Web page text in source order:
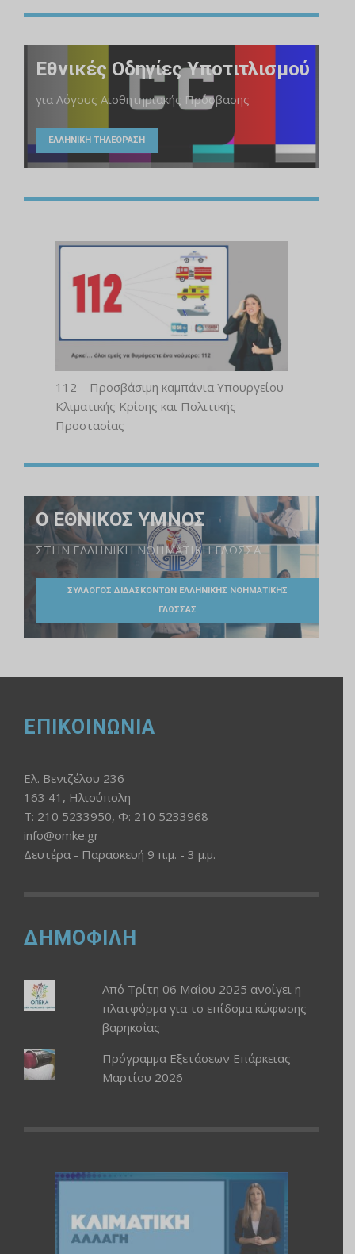
Εθνικές Οδηγίες Υποτιτλισμού
για Λόγους Αισθητηριακής Πρόσβασης
ΕΛΛΗΝΙΚΗ ΤΗΛΕΟΡΑΣΗ
112 – Προσβάσιμη καμπάνια Υπουργείου
Κλιματικής Κρίσης και Πολιτικής
Προστασίας
Ο ΕΘΝΙΚΟΣ ΥΜΝΟΣ
ΣΤΗΝ ΕΛΛΗΝΙΚΗ ΝΟΗΜΑΤΙΚΗ ΓΛΩΣΣΑ
ΣΥΛΛΟΓΟΣ ΔΙΔΑΣΚΟΝΤΩΝ ΕΛΛΗΝΙΚΗΣ ΝΟΗΜΑΤΙΚΗΣ
ΓΛΩΣΣΑΣ
ΕΠΙΚΟΙΝΩΝΙΑ
Ελ. Βενιζέλου 236
163 41, Ηλιούπολη
Τ: 210 5233950, Φ: 210 5233968
info@omke.gr
Δευτέρα - Παρασκευή 9 π.μ. - 3 μ.μ.
ΔΗΜΟΦΙΛΗ
Από Τρίτη 06 Μαΐου 2025 ανοίγει η
πλατφόρμα για το επίδομα κώφωσης -
βαρηκοΐας
Πρόγραμμα Εξετάσεων Επάρκειας
Μαρτίου 2026